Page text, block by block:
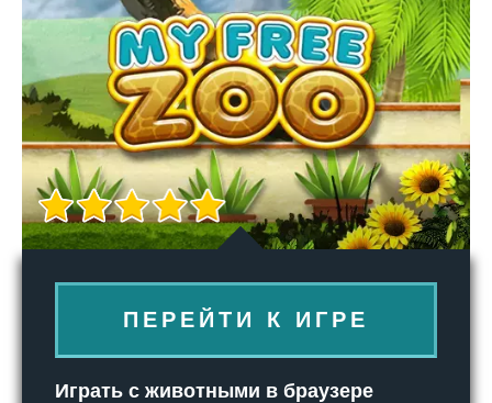
ПЕРЕЙТИ К ИГРЕ
Играть с животными в браузере